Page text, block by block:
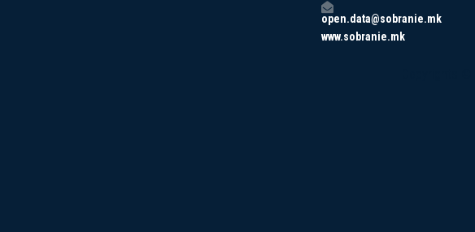
open.data@sobranie.mk
www.sobranie.mk